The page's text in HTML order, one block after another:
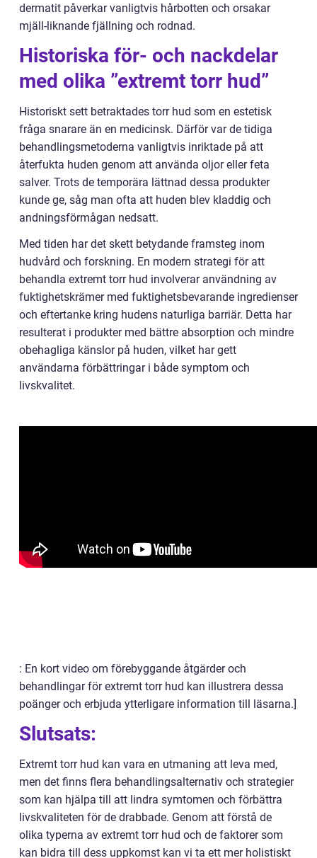
dermatit påverkar vanligtvis hårbotten och orsakar
mjäll-liknande fjällning och rodnad.
Historiska för- och nackdelar
med olika ”extremt torr hud”
Historiskt sett betraktades torr hud som en estetisk
fråga snarare än en medicinsk. Därför var de tidiga
behandlingsmetoderna vanligtvis inriktade på att
återfukta huden genom att använda oljor eller feta
salver. Trots de temporära lättnad dessa produkter
kunde ge, såg man ofta att huden blev kladdig och
andningsförmågan nedsatt.
Med tiden har det skett betydande framsteg inom
hudvård och forskning. En modern strategi för att
behandla extremt torr hud involverar användning av
fuktighetskrämer med fuktighetsbevarande ingredienser
och eftertanke kring hudens naturliga barriär. Detta har
resulterat i produkter med bättre absorption och mindre
obehagliga känslor på huden, vilket har gett
användarna förbättringar i både symptom och
livskvalitet.
: En kort video om förebyggande åtgärder och
behandlingar för extremt torr hud kan illustrera dessa
poänger och erbjuda ytterligare information till läsarna.]
Slutsats:
Extremt torr hud kan vara en utmaning att leva med,
men det finns flera behandlingsalternativ och strategier
som kan hjälpa till att lindra symtomen och förbättra
livskvaliteten för de drabbade. Genom att förstå de
olika typerna av extremt torr hud och de faktorer som
kan bidra till dess uppkomst kan vi ta ett mer holistiskt